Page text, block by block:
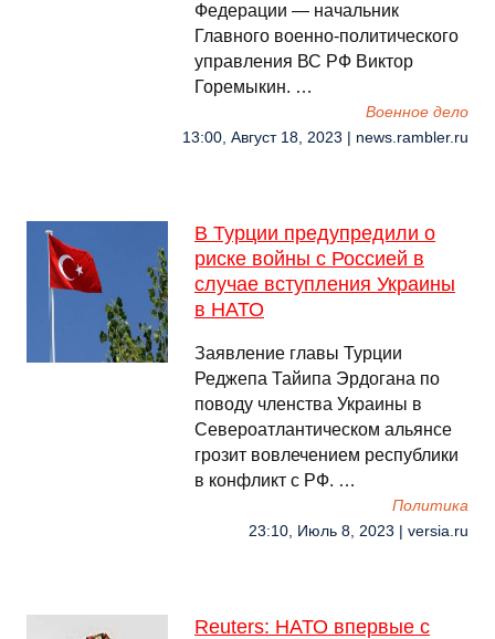
Федерации — начальник
Главного военно-политического
управления ВС РФ Виктор
Горемыкин. …
Военное дело
13:00, Август 18, 2023 | news.rambler.ru
В Турции предупредили о
риске войны с Россией в
случае вступления Украины
в НАТО
Заявление главы Турции
Реджепа Тайипа Эрдогана по
поводу членства Украины в
Североатлантическом альянсе
грозит вовлечением республики
в конфликт с РФ. …
Политика
23:10, Июль 8, 2023 | versia.ru
Reuters: НАТО впервые с